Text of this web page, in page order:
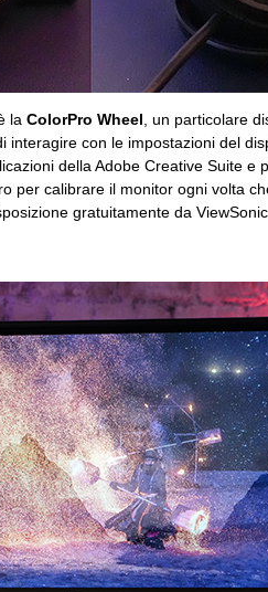
la ColorPro Wheel , un particolare
interagire con le impostazioni del
della Adobe Creative Suite e
per calibrare il monitor ogni volta
gratuitamente da ViewSonic.